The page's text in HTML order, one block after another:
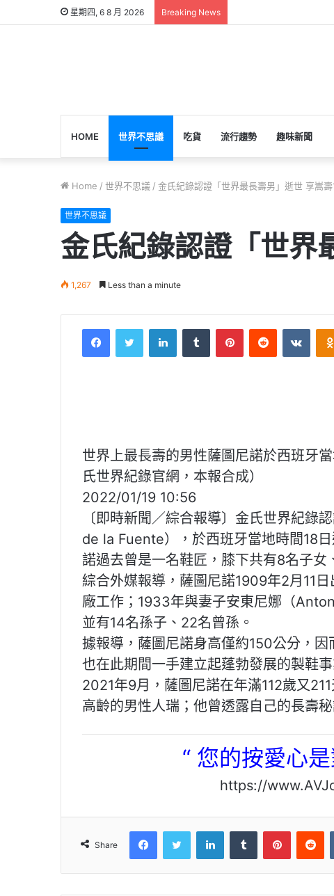
星期四, 6 8 月 2026 Breaking News
HOME 世界不思議 吃貨 流行趨勢 趣味新聞
Home / 世界不思議 / 金氏紀錄認證「世界最長壽男」逝世 享嵩壽
世界不思議
金氏紀錄認證「世界
1,267 Less than a minute
世界上最長壽的男性薩圖尼諾於西班牙
氏世界紀錄官網，本報合成）
2022/01/19 10:56
〔即時新聞／綜合報導〕金氏世界紀錄
de la Fuente），於西班牙當地時間18
諾過去曾是一名鞋匠，膝下共有8名子女
綜合外媒報導，薩圖尼諾1909年2月11
廠工作；1933年與妻子安東尼娜（
並有14名孫子、22名曾孫。
據報導，薩圖尼諾身高僅約150公分，
也在此期間一手建立起蓬勃發展的製鞋事
2021年9月，薩圖尼諾在年滿112歲又
高齡的男性人瑞；他曾透露自己的長壽
“ 您的按愛心
https://
Share